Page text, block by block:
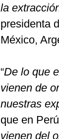
la
presidenta
México,
“De lo que
vienen de
nuestras
que en
vienen del